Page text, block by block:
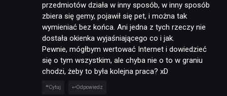
przedmiotów działa w inny sposób, w inny sposób
zbiera się gemy, pojawił się pet, i można tak
wymieniać bez końca. Ani jedna z tych rzeczy nie
dostała okienka wyjaśniającego co i jak.
Pewnie, mógłbym wertować Internet i dowiedzieć
się o tym wszystkim, ale chyba nie o to w graniu
chodzi, żeby to była kolejna praca? xD
Cytuj Odpowiedz